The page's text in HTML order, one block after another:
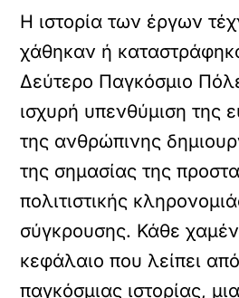
Η ιστορία των έργων
χάθηκαν ή
Δεύτερο Παγκόσμιο
ισχυρή υπενθύμιση της
της ανθρώπινης
της σημασίας της
πολιτιστικής
σύγκρουσης. Κάθε
κεφάλαιο που λείπει
παγκόσμιας ιστορίας,